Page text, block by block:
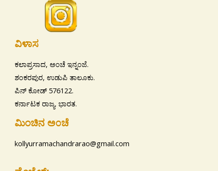
ವಿಳಾಸ
ಕಲಾಪ್ರಸಾದ, ಅಂಚೆ ಇನ್ನಂಜೆ.
ಶಂಕರಪುರ, ಉಡುಪಿ ತಾಲೂಕು.
ಪಿನ್ ಕೋಡ್ 576122.
ಕರ್ನಾಟಕ ರಾಜ್ಯ. ಭಾರತ.
ಮಿಂಚಿನ ಅ೦ಚೆ
kollyurramachandrarao@gmail.com